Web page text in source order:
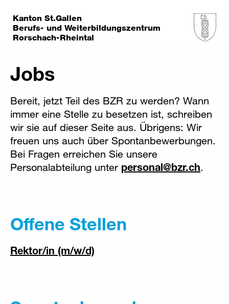
Kanton St.Gallen
Berufs- und Weiterbildungszentrum
Rorschach-Rheintal
Jobs
Bereit, jetzt Teil des BZR zu werden? Wann
immer eine Stelle zu besetzen ist, schreiben
wir sie auf dieser Seite aus. Übrigens: Wir
freuen uns auch über Spontanbewerbungen.
Bei Fragen erreichen Sie unsere
Personalabteilung unter personal@bzr.ch.
Offene Stellen
Rektor/in (m/w/d)